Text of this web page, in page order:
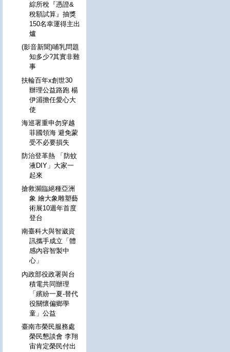
綜所稅『憑證&
稅額試算』抽獎
150名幸運得主出
爐
(影音新聞)哺乳問題
知多少?其實非難
事
扶輪百年x創世30
辦理公益路跑 楊
伊湄擔任愛心大
使
海巡署重申勿穿越
菲國領海 避免蒙
受不必要損失
防治登革熱 「防蚊
液DIY」大家一
起來
搶救瀕臨絕種亞洲
象 繪大象雕塑藝
術展10週年首度
登台
南臺科大與智崴資
訊攜手成立「體
感內容智製中
心」
內政部役政署與台
積電共同辦理
「繽紛一夏-替代
役關懷偏鄉學
童」公益
臺南市榮民服務處
榮民懇談會 李翔
宙肯定榮民付出